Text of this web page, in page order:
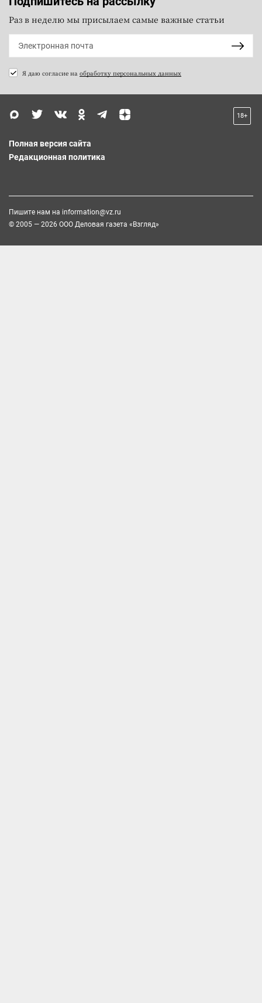
Раз в неделю мы присылаем самые важные статьи
Я даю согласие на обработку персональных данных
18+
Полная версия сайта
Редакционная политика
Пишите нам на information@vz.ru
© 2005 — 2026 ООО Деловая газета «Взгляд»